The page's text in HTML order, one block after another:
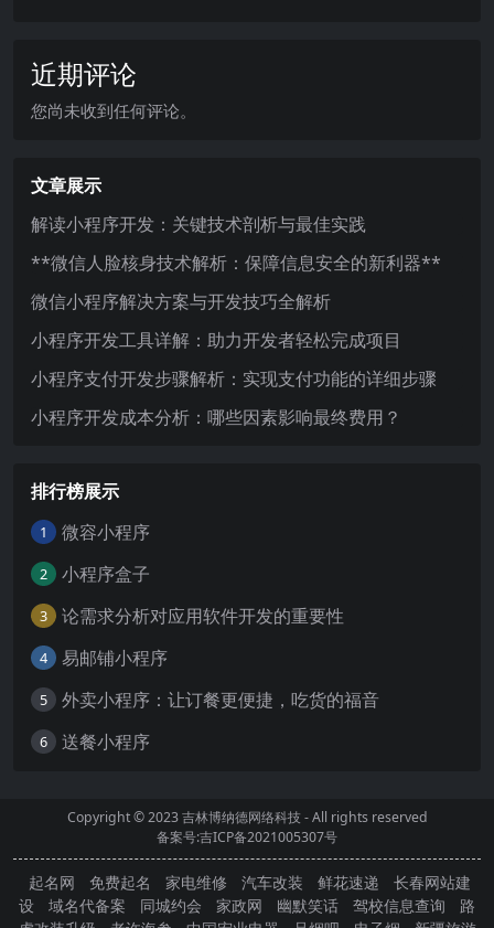
近期评论
您尚未收到任何评论。
文章展示
解读小程序开发：关键技术剖析与最佳实践
**微信人脸核身技术解析：保障信息安全的新利器**
微信小程序解决方案与开发技巧全解析
小程序开发工具详解：助力开发者轻松完成项目
小程序支付开发步骤解析：实现支付功能的详细步骤
小程序开发成本分析：哪些因素影响最终费用？
排行榜展示
1 微容小程序
2 小程序盒子
3 论需求分析对应用软件开发的重要性
4 易邮铺小程序
5 外卖小程序：让订餐更便捷，吃货的福音
6 送餐小程序
Copyright © 2023吉林博纳德网络科技- All rights reserved
备案号:吉ICP备2021005307号
起名网 免费起名 家电维修 汽车改装 鲜花速递
长春网站建
设
域名代备案 同城约会 家政网 幽默笑话 驾校信息查询
路